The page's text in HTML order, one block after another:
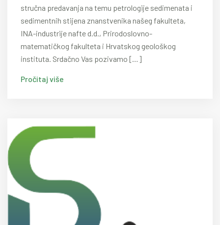
stručna predavanja na temu petrologije sedimenata i
sedimentnih stijena znanstvenika našeg fakulteta,
INA-industrije nafte d.d., Prirodoslovno-
matematičkog fakulteta i Hrvatskog geološkog
instituta. Srdačno Vas pozivamo […]
Pročitaj više